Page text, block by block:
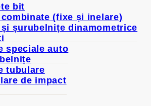
bit
(fixe și inelare)
șurubelnițe dinamometrice
speciale auto
tubulare
de impact